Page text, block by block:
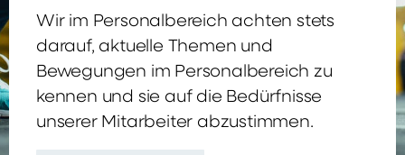
Wir im Personalbereich achten stets
darauf, aktuelle Themen und
Bewegungen im Personalbereich zu
kennen und sie auf die Bedürfnisse
unserer Mitarbeiter abzustimmen.